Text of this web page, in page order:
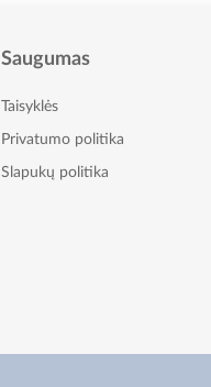
Saugumas
Taisyklės
Privatumo politika
Slapukų politika